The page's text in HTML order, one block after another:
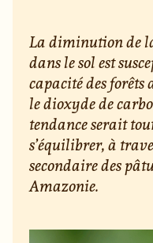
La diminution de
dans le sol est
capacité des
le dioxyde de
tendance serait
s’équilibrer, à
secondaire des
Amazonie.